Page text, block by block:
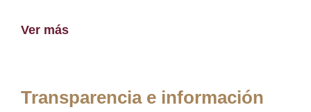
Ver más
Transparencia e información